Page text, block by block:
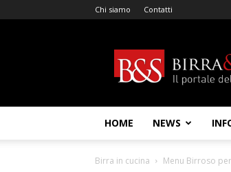
Chi siamo Contatti
&
Sound
HOME NEWS
Birra in cucina Menu Birroso